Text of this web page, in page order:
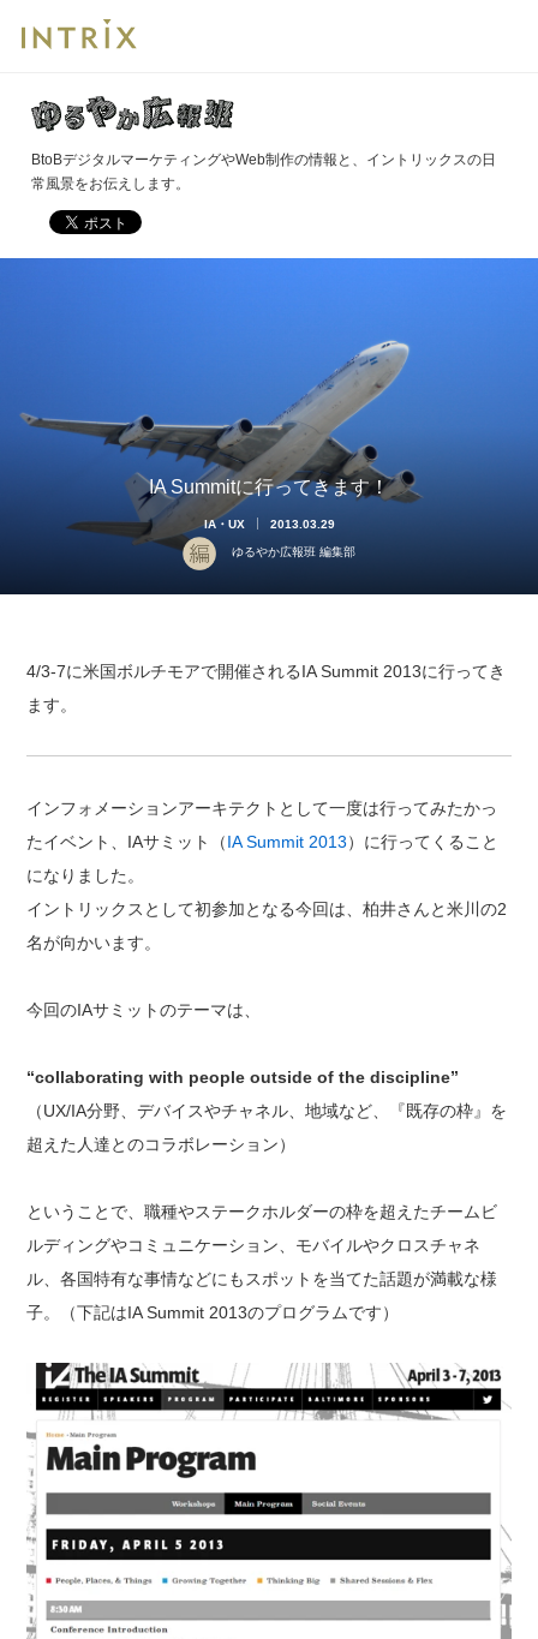
BtoBデジタルマーケティングやWeb制作の情報と、イントリックスの日
常風景をお伝えします。
IA Summitに行ってきます！
IA・UX 2013.03.29
ゆるやか広報班 編集部
4/3-7に米国ボルチモアで開催されるIA Summit 2013に行ってき
ます。
インフォメーションアーキテクトとして一度は行ってみたかっ
たイベント、IAサミット（IA Summit 2013）に行ってくること
になりました。
イントリックスとして初参加となる今回は、柏井さんと米川の2
名が向かいます。
今回のIAサミットのテーマは、
“collaborating with people outside of the discipline”
（UX/IA分野、デバイスやチャネル、地域など、『既存の枠』を
超えた人達とのコラボレーション）
ということで、職種やステークホルダーの枠を超えたチームビ
ルディングやコミュニケーション、モバイルやクロスチャネ
ル、各国特有な事情などにもスポットを当てた話題が満載な様
子。（下記はIA Summit 2013のプログラムです）